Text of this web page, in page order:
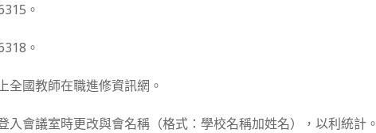
。
。
全國教師在職進修資訊網。
入會議室時更改與會名稱（格式：學校名稱加姓名），以利統計。